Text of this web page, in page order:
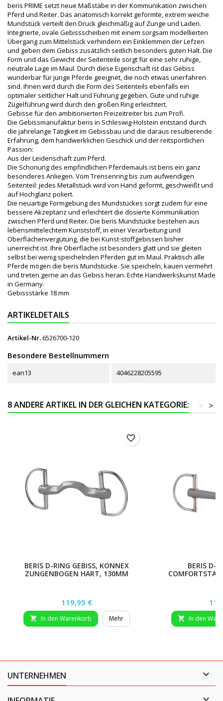
beris PRIME setzt neue Maßstäbe in der Kommunikation zwischen
Pferd und Reiter. Das anatomisch korrekt geformte, extrem weiche
Mundstück verteilt den Druck gleichmäßig auf Zunge und Laden.
Integrierte, ovale Gebissscheiben mit einem sorgsam modellierten
Übergang zum Mittelstück verhindern ein Einklemmen der Lefzen
und geben dem Gebiss zusätzlich seitlich besonders guten Halt. Die
Form und das Gewicht der Seitenteile sorgt für eine sehr ruhige,
neutrale Lage im Maul. Durch diese Eigenschaft ist das Gebiss
wunderbar für junge Pferde geeignet, die noch etwas unerfahren
sind. Ihnen wird durch die Form des Seitenteils ebenfalls ein
optimaler seitlicher Halt und Führung gegeben. Gute und ruhige
Zügelführung wird durch den großen Ring erleichtert.
Gebisse für den ambitionierten Freizeitreiter bis zum Profi.
Die Gebissmanufaktur beris in Schleswig-Holstein entstand durch
die jahrelange Tätigkeit im Gebissbau und die daraus resultierende
Erfahrung, dem handwerklichen Geschick und der reitsportlichen
Passion:
Aus der Leidenschaft zum Pferd.
Die Schonung des empfindlichen Pferdemauls ist beris ein ganz
besonderes Anliegen. Vom Trensenring bis zum aufwendigen
Seitenteil: jedes Metallstück wird von Hand geformt, geschweißt und
auf Hochglanz poliert.
Die neuartige Formgebung des Mundstückes sorgt zudem für eine
bessere Akzeptanz und erleichtert die dosierte Kommunikation
zwischen Pferd und Reiter. Die beris Mundstücke bestehen aus
lebensmittelechtem Kunststoff, in einer Verarbeitung und
Oberflächenvergütung, die bei Kunst-stoffgebissen bisher
unerreicht ist. Ihre Oberfläche ist besonders glatt und sie gleiten
selbst bei wenig speichelnden Pferden gut im Maul. Praktisch alle
Pferde mögen die beris Mundstücke. Sie speicheln, kauen vermehrt
und treten gerne an das Gebiss heran. Echte Handwerkskunst Made
in Germany.
Gebissstärke 18 mm
ARTIKELDETAILS
Artikel-Nr.6526700-120
Besondere Bestellnummern
ean13 4046228205595
8 ANDERE ARTIKEL IN DER GLEICHEN KATEGORIE: >
<
BERIS D-RING GEBISS, KONNEX
ZUNGENBOGEN HART, 130MM
Preis
119,95 €
 In den Warenkorb Mehr
favorite_border
BERIS D-
 In den
UNTERNEHMEN 